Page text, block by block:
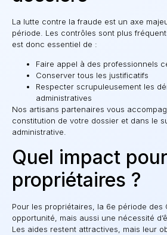
La lutte contre la fraude est un axe
période. Les contrôles sont plus
est donc essentiel de :
Faire appel à des professionnels
Conserver tous les justificatifs
Respecter scrupuleusement les
administratives
Nos artisans partenaires vous
constitution de votre dossier et dans le
administrative.
Quel impact
propriétaires ?
Pour les propriétaires, la 6e période des
opportunité, mais aussi une nécessité
Les aides restent attractives, mais leur